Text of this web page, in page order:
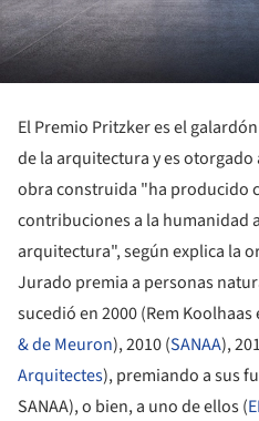
El Premio Pritzker es el
de la arquitectura y es
obra construida "ha producido
contribuciones a la humanidad
arquitectura", según explica la
Jurado premia a personas
sucedió en 2000 (Rem Koolhaas
& de Meuron), 2010 (SANAA),
Arquitectes), premiando a sus
SANAA), o bien, a uno de ellos (